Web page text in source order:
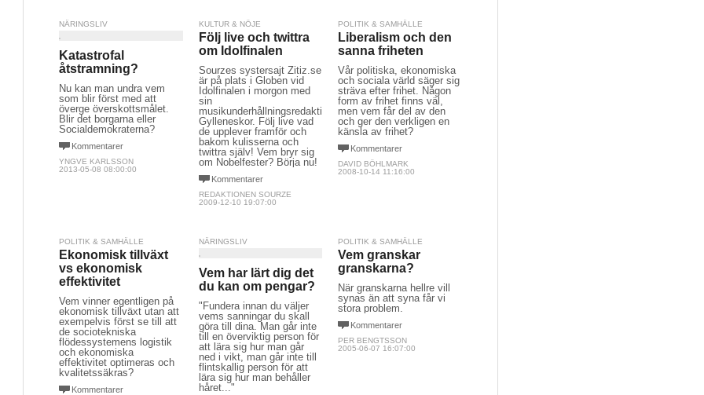
NÄRINGSLIV
Katastrofal
åtstramning?
Nu kan man undra vem
som blir först med att
överge överskottsmålet.
Blir det borgarna eller
Socialdemokraterna?
Kommentarer
YNGVE KARLSSON
2013-05-08 08:00:00
KULTUR & NÖJE
Följ live och twittra
om Idolfinalen
Sourzes systersajt Zitiz.se
är på plats i Globen vid
Idolfinalen i morgon med
sin
musikunderhållningsredaktion
Gylleneskor. Följ live vad
de upplever framför och
bakom kulisserna och
twittra själv! Vem bryr sig
om Nobelfester? Börja nu!
Kommentarer
REDAKTIONEN SOURZE
2009-12-10 19:07:00
POLITIK & SAMHÄLLE
Liberalism och den
sanna friheten
Vår politiska, ekonomiska
och sociala värld säger sig
sträva efter frihet. Någon
form av frihet finns väl,
men vem får del av den
och ger den verkligen en
känsla av frihet?
Kommentarer
DAVID BÖHLMARK
2008-10-14 11:16:00
POLITIK & SAMHÄLLE
Ekonomisk tillväxt
vs ekonomisk
effektivitet
Vem vinner egentligen på
ekonomisk tillväxt utan att
exempelvis först se till att
de sociotekniska
flödessystemens logistik
och ekonomiska
effektivitet optimeras och
kvalitetssäkras?
Kommentarer
NÄRINGSLIV
Vem har lärt dig det
du kan om pengar?
"Fundera innan du väljer
vems sanningar du skall
göra till dina. Man går inte
till en överviktig person för
att lära sig hur man går
ned i vikt, man går inte till
flintskallig person för att
lära sig hur man behåller
håret..."
POLITIK & SAMHÄLLE
Vem granskar
granskarna?
När granskarna hellre vill
synas än att syna får vi
stora problem.
Kommentarer
PER BENGTSSON
2005-06-07 16:07:00